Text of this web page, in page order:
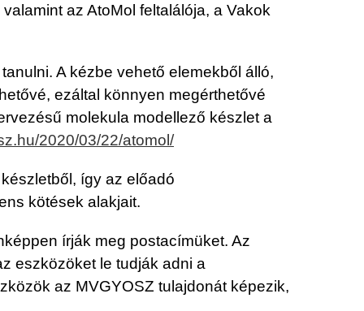
az AtoMol feltalálója, a Vakok
A kézbe vehető elemekből álló,
ezáltal könnyen megérthetővé
molekula modellező készlet a
2020/03/22/atomol/
így az előadó
kötések alakjait.
írják meg postacímüket. Az
eszközöket le tudják adni a
az MVGYOSZ tulajdonát képezik,